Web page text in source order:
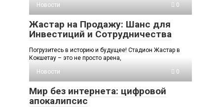
Новости 0
Жастар на Продажу: Шанс для
Инвестиций и Сотрудничества
Погрузитесь в историю и будущее! Стадион Жастар в
Кокшетау – это не просто арена,
Новости
0
Мир без интернета: цифровой
апокалипсис